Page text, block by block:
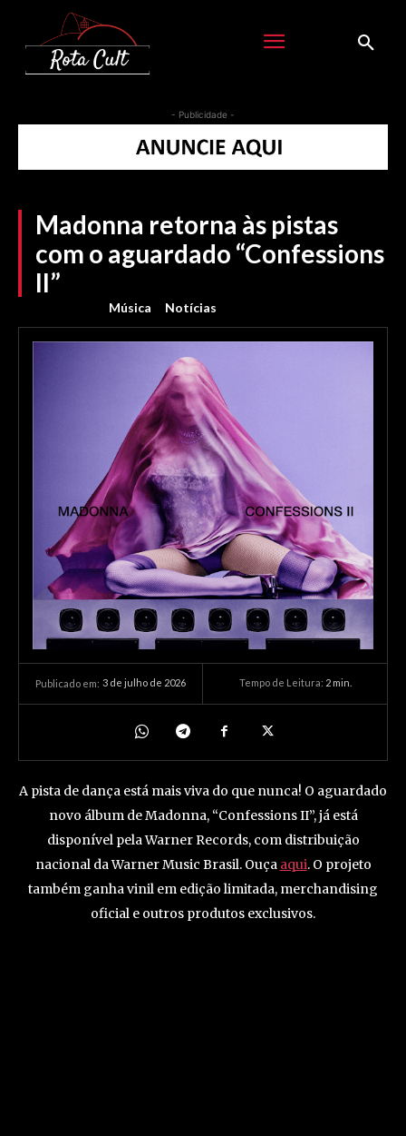
- Publicidade -
Madonna retorna às pistas
com o aguardado “Confessions
II”
Música Notícias
Publicado em: 3 de julho de 2026 Tempo de Leitura: 2min.
A pista de dança está mais viva do que nunca! O aguardado
novo álbum de Madonna, “Confessions II”, já está
disponível pela Warner Records, com distribuição
nacional da Warner Music Brasil. Ouça aqui. O projeto
também ganha vinil em edição limitada, merchandising
oficial e outros produtos exclusivos.